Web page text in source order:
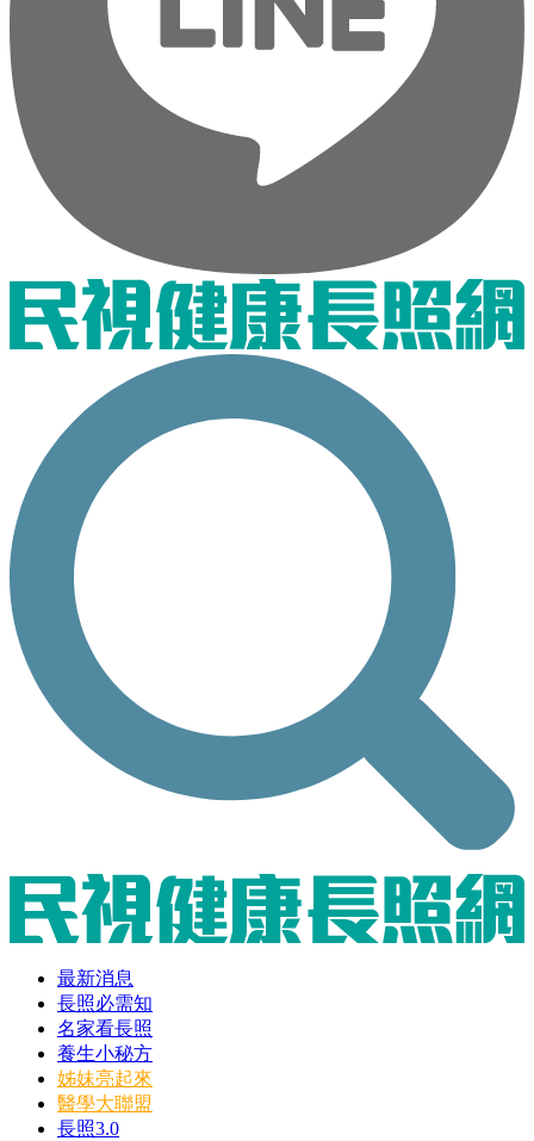
最新消息
長照必需知
名家看長照
養生小秘方
姊妹亮起來
醫學大聯盟
長照3.0